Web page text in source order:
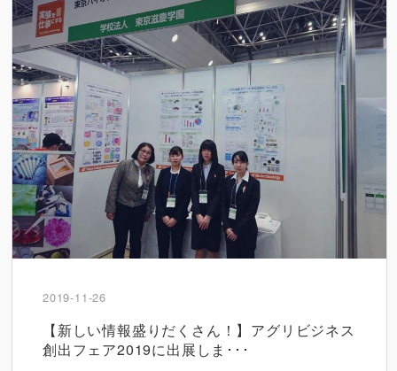
2019-11-26
【新しい情報盛りだくさん！】アグリビジネス
創出フェア2019に出展しま･･･